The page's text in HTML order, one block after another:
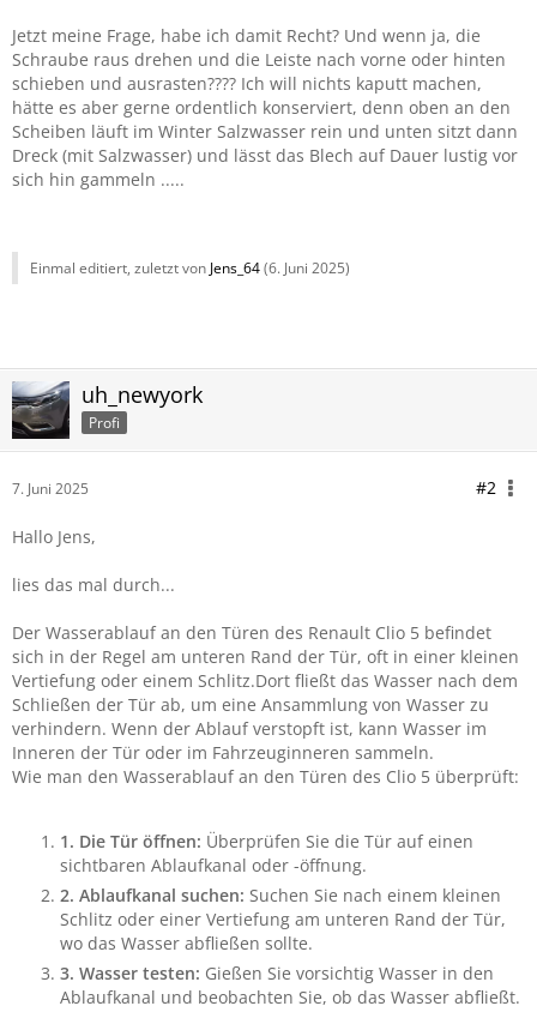
Jetzt meine Frage, habe ich damit Recht? Und wenn ja, die
Schraube raus drehen und die Leiste nach vorne oder hinten
schieben und ausrasten???? Ich will nichts kaputt machen,
hätte es aber gerne ordentlich konserviert, denn oben an den
Scheiben läuft im Winter Salzwasser rein und unten sitzt dann
Dreck (mit Salzwasser) und lässt das Blech auf Dauer lustig vor
sich hin gammeln .....
Einmal editiert, zuletzt von Jens_64(6. Juni 2025)
uh_newyork
Profi
7. Juni 2025 #2
Hallo Jens,
lies das mal durch...
Der Wasserablauf an den Türen des Renault Clio 5 befindet
sich in der Regel am unteren Rand der Tür, oft in einer kleinen
Vertiefung oder einem Schlitz.Dort fließt das Wasser nach dem
Schließen der Tür ab, um eine Ansammlung von Wasser zu
verhindern. Wenn der Ablauf verstopft ist, kann Wasser im
Inneren der Tür oder im Fahrzeuginneren sammeln.
Wie man den Wasserablauf an den Türen des Clio 5 überprüft:
1. Die Tür öffnen: Überprüfen Sie die Tür auf einen
sichtbaren Ablaufkanal oder -öffnung.
2. Ablaufkanal suchen: Suchen Sie nach einem kleinen
Schlitz oder einer Vertiefung am unteren Rand der Tür,
wo das Wasser abfließen sollte.
3. Wasser testen: Gießen Sie vorsichtig Wasser in den
Ablaufkanal und beobachten Sie, ob das Wasser abfließt.